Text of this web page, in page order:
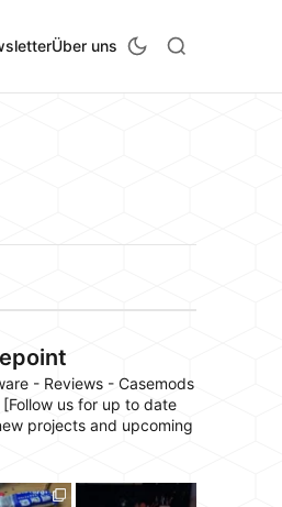
Über uns
- Reviews - Casemods
us for up to date
projects and upcoming